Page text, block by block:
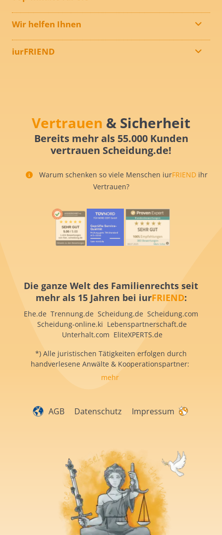
Wir helfen Ihnen
iurFRIEND
Vertrauen & Sicherheit
Bereits mehr als 55.000 Kunden
vertrauen Scheidung.de!
Warum schenken so viele Menschen iurFRIEND ihr
Vertrauen?
Die ganze Welt des Familienrechts seit
mehr als 15 Jahren bei iurFRIEND:
Ehe.de Trennung.de Scheidung.de Scheidung.com
Scheidung-online.ki Lebenspartnerschaft.de
Unterhalt.com EliteXPERTS.de
*) Alle juristischen Tätigkeiten erfolgen durch
handverlesene Anwälte & Kooperationspartner:
mehr
AGB Datenschutz Impressum